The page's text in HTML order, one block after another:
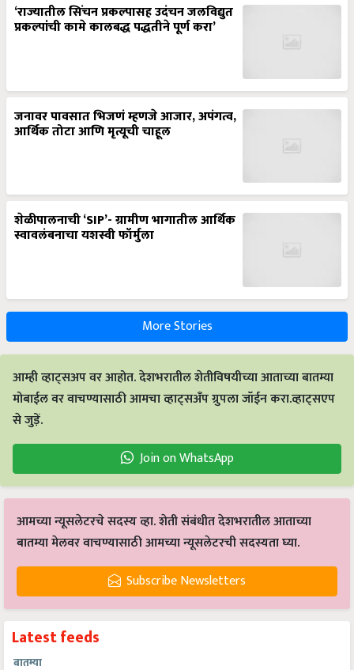
‘राज्यातील सिंचन प्रकल्पासह उदंचन जलविद्युत
प्रकल्पांची कामे कालबद्ध पद्धतीने पूर्ण करा’
जनावर पावसात भिजणं म्हणजे आजार, अपंगत्व,
आर्थिक तोटा आणि मृत्यूची चाहूल
शेळीपालनाची ‘SIP’- ग्रामीण भागातील आर्थिक
स्वावलंबनाचा यशस्वी फॉर्मुला
More Stories
आम्ही व्हाट्सअप वर आहोत. देशभरातील शेतीविषयीच्या आताच्या बातम्या
मोबाईल वर वाचण्यासाठी आमचा व्हाट्सअँप ग्रुपला जॉईन करा.व्हाट्सएप
से जुड़ें.
Join on WhatsApp
आमच्या न्यूसलेटरचे सदस्य व्हा. शेती संबंधीत देशभरातील आताच्या
बातम्या मेलवर वाचण्यासाठी आमच्या न्यूसलेटरची सदस्यता घ्या.
Subscribe Newsletters
Latest feeds
बातम्या